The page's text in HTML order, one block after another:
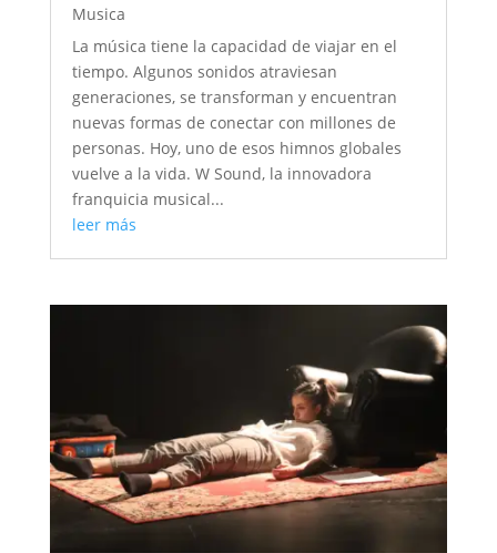
Musica
La música tiene la capacidad de viajar en el
tiempo. Algunos sonidos atraviesan
generaciones, se transforman y encuentran
nuevas formas de conectar con millones de
personas. Hoy, uno de esos himnos globales
vuelve a la vida. W Sound, la innovadora
franquicia musical...
leer más